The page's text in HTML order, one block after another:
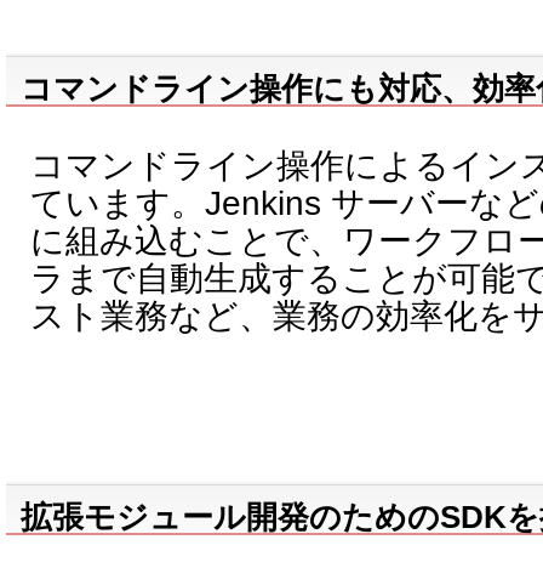
コマンドライン操作にも対応、効
コマンドライン操作によるイン
ています。Jenkins サーバーな
に組み込むことで、ワークフロ
ラまで自動生成することが可能
スト業務など、業務の効率化を
拡張モジュール開発のためのSDK